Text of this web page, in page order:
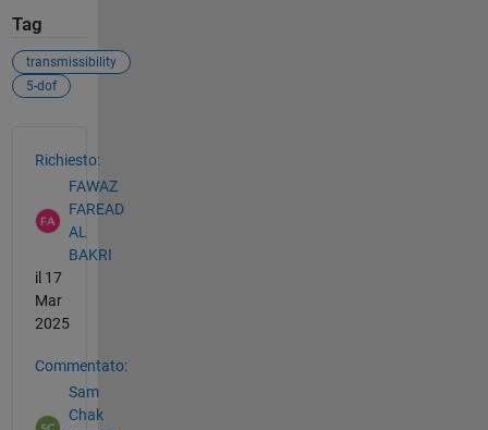
Tag
transmissibility
5-dof
Richiesto:
FAWAZ
FAREAD
AL
BAKRI
il 17
Mar
2025
Commentato:
Sam
Chak